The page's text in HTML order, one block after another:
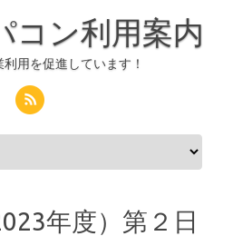
コン利用案内
用を促進しています！
年度）第２日